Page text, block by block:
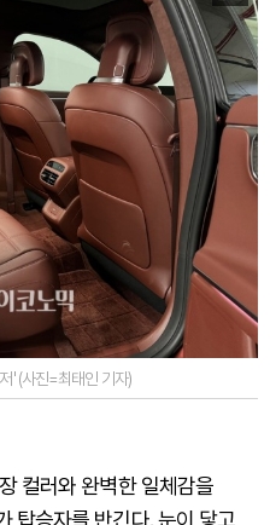
' (사진=최태인 기자)
컬러와 완벽한 일체감을
탑승자를 반긴다. 눈이 닿고